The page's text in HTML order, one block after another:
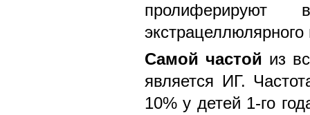
экстрацеллюлярного
Самой частой из
является ИГ.
10% у детей 1-го